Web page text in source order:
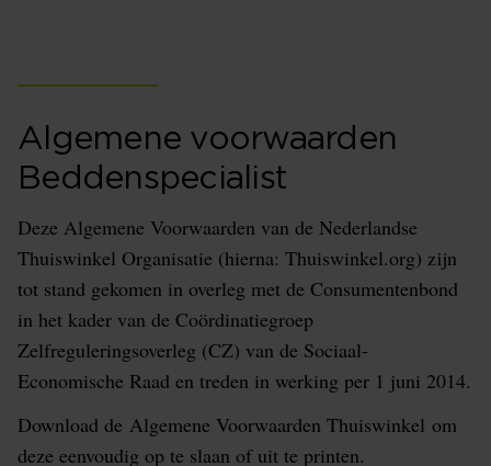
Algemene voorwaarden
Beddenspecialist
Deze Algemene Voorwaarden van de Nederlandse
Thuiswinkel Organisatie (hierna: Thuiswinkel.org) zijn
tot stand gekomen in overleg met de Consumentenbond
in het kader van de Coördinatiegroep
Zelfreguleringsoverleg (CZ) van de Sociaal-
Economische Raad en treden in werking per 1 juni 2014.
Download de Algemene Voorwaarden Thuiswinkel om
deze eenvoudig op te slaan of uit te printen.